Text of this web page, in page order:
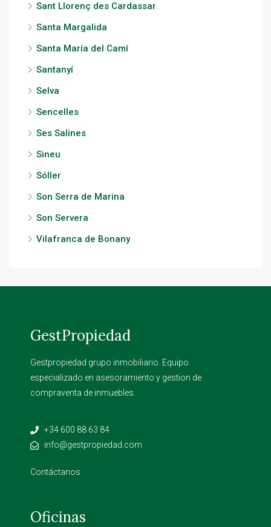
Sant Llorenç des Cardassar
Santa Margalida
Santa María del Camí
Santanyí
Selva
Sencelles
Ses Salines
Sineu
Sóller
Son Serra de Marina
Son Servera
Vilafranca de Bonany
GestPropiedad
Gestpropiedad grupo inmobiliario. Equipo
especializado en asesoramiento y gestion de
compraventa de inmuebles.
+34 600 88 63 84
info@gestpropiedad.com
Contáctanos
Oficinas